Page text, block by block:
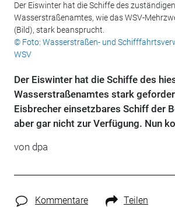
Der Eiswinter hat die Schiffe des zuständigen
Wasserstraßenamtes, wie das WSV-
(Bild), stark beansprucht.
© Foto: Wasserstraßen- und
WSV
Der Eiswinter hat die Schiffe des
Wasserstraßenamtes stark
Eisbrecher einsetzbares Schiff der
aber gar nicht zur Verfügung. Nun
von dpa
Kommentare Teilen